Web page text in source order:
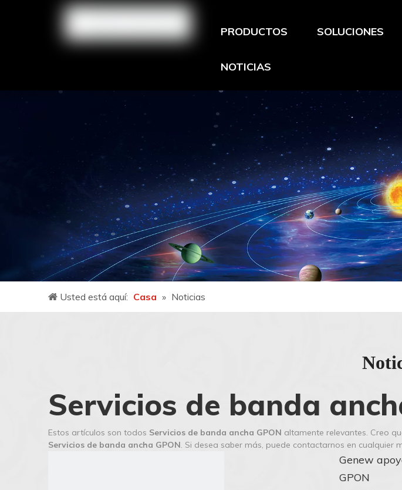
PRODUCTOS SOLUCIONES
NOTICIAS
Usted está aquí: Casa » Noticias
Servicios de banda
Estos artículos son todos Servicios de banda ancha GPON altamente relevantes. Creo
Servicios de banda ancha GPON. Si desea saber más, puede contactarnos en
Genew
GPON